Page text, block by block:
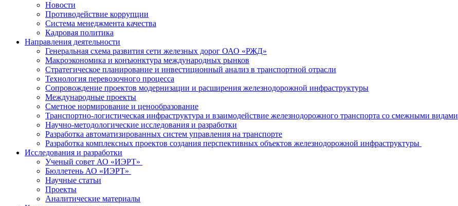
Новости
Противодействие коррупции
Система менеджмента качества
Кадровая политика
Направления деятельности
Генеральная схема развития сети железных дорог ОАО «РЖД»
Макроэкономика и конъюнктура международных рынков
Стратегическое планирование и инвестиционный анализ в транспортной отрасли
Технология перевозочного процесса
Сопровождение проектов модернизации и расширения железнодорожной инфраструктуры
Международные проекты
Сметное нормирование и ценообразование
Транспортно-логистическая инфраструктура и взаимодействие железнодорожного транспорта со смежными видами
Научно-методологические исследования и разработки
Разработка автоматизированных систем управления на транспорте
Разработка комплексных проектов создания перспективных объектов железнодорожной инфраструктуры
Исследования и разработки
Ученый совет АО «ИЭРТ»
Бюллетень АО «ИЭРТ»
Научные статьи
Проекты
Аналитические материалы